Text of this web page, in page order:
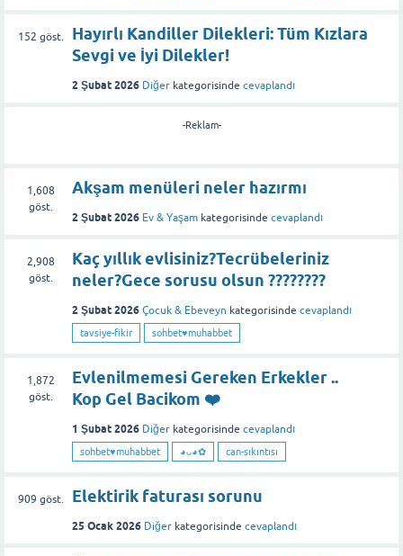
152 göst.
Hayırlı Kandiller Dilekleri: Tüm Kızlara
Sevgi ve İyi Dilekler!
2 Şubat 2026 Diğer kategorisinde cevaplandı
-Reklam-
1,608
göst.
Akşam menüleri neler hazırmı
2 Şubat 2026 Ev & Yaşam kategorisinde cevaplandı
2,908
göst.
Kaç yıllık evlisiniz?Tecrübeleriniz
neler?Gece sorusu olsun ????????
2 Şubat 2026 Çocuk & Ebeveyn kategorisinde cevaplandı
tavsiye-fikir sohbet♥️muhabbet
1,872
göst.
Evlenilmemesi Gereken Erkekler ..
Kop Gel Bacikom ❤️
1 Şubat 2026 Diğer kategorisinde cevaplandı
sohbet♥️muhabbet ◕ᴗ◕✿ can-sıkıntısı
909 göst. Elektirik faturası sorunu
25 Ocak 2026 Diğer kategorisinde cevaplandı